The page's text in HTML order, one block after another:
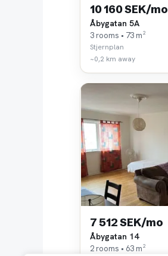
10 160 SEK/mo
Åbygatan 5A
3 rooms • 73 m²
Stjernplan
~0,2 km away
7 512 SEK/mo
Åbygatan 14
2 rooms • 63 m²